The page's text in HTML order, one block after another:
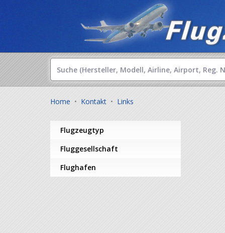
Home • Kontakt • Links
Flugzeugtyp
Fluggesellschaft
Flughafen